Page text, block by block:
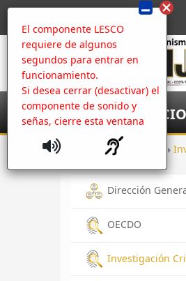
El componente LESCO
requiere de algunos
segundos para entrar en
funcionamiento.
Si desea cerrar (desactivar) el
componente de sonido y
señas, cierre esta ventana
NICIO
Inicio
Dirección
OECDO
Investigación